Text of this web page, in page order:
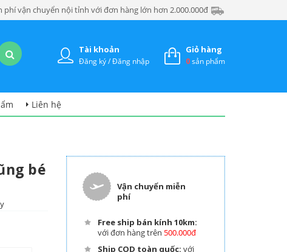
phí vận chuyển nội tỉnh với đơn hàng lớn hơn 2.000.000đ
Giỏ hàng
0sản phẩm
Tài khoản
Đăng ký / Đăng nhập
Liên hệ
bé
Vận chuyển miễn
phí
Free ship bán kính 10km:
với đơn hàng trên 500.000đ
Ship COD toàn quốc: với